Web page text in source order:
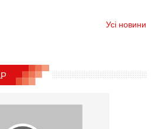
Усі новини